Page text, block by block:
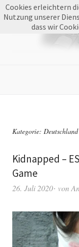
Kategorie: Deutschland
Kidnapped –
Game
26. Juli 2020 von
Cookies erleichtern
Nutzung unserer
dass wir